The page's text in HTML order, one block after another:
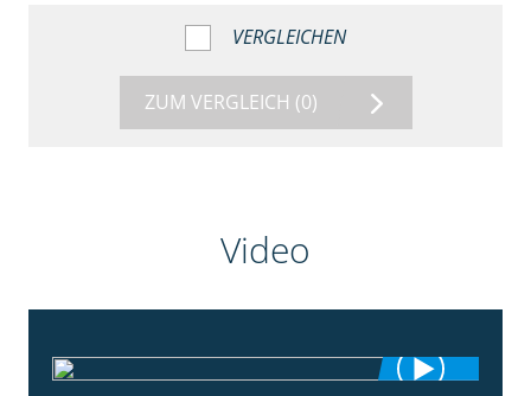
VERGLEICHEN
ZUM VERGLEICH (0)
Video